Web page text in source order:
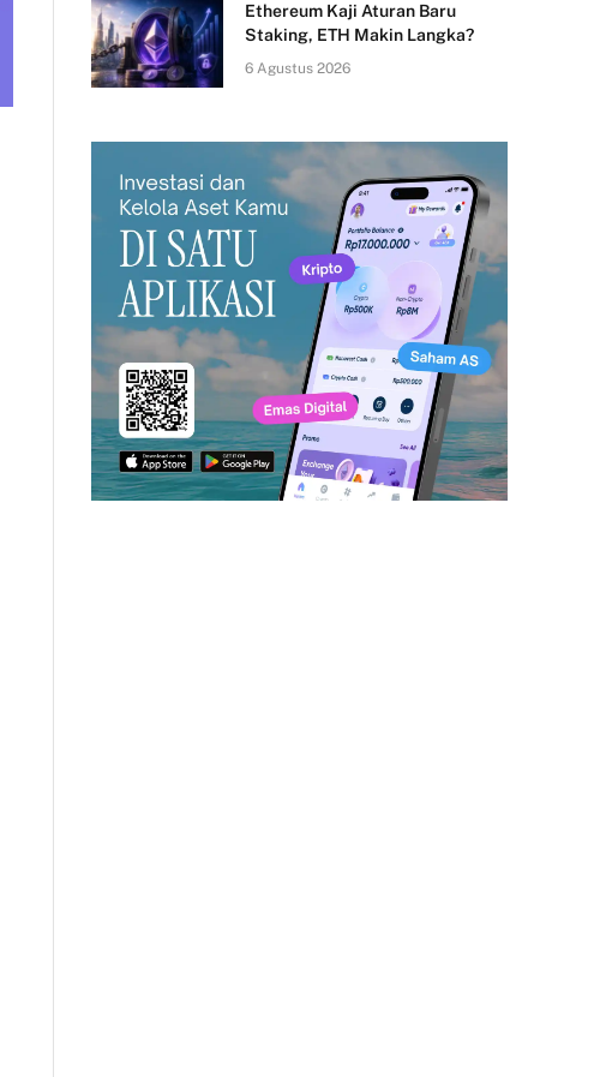
Ethereum Kaji Aturan Baru
Staking, ETH Makin Langka?
6 Agustus 2026